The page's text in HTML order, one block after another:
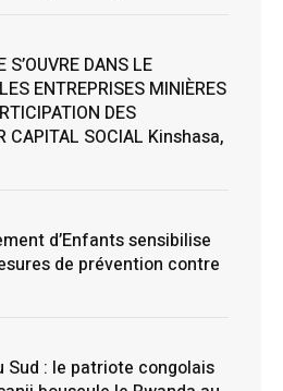
S’OUVRE DANS LE
ENTREPRISES MINIÈRES
DES
CAPITAL SOCIAL Kinshasa,
d’Enfants sensibilise
de prévention contre
: le patriote congolais